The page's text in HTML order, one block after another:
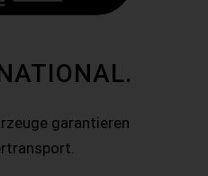
garantieren